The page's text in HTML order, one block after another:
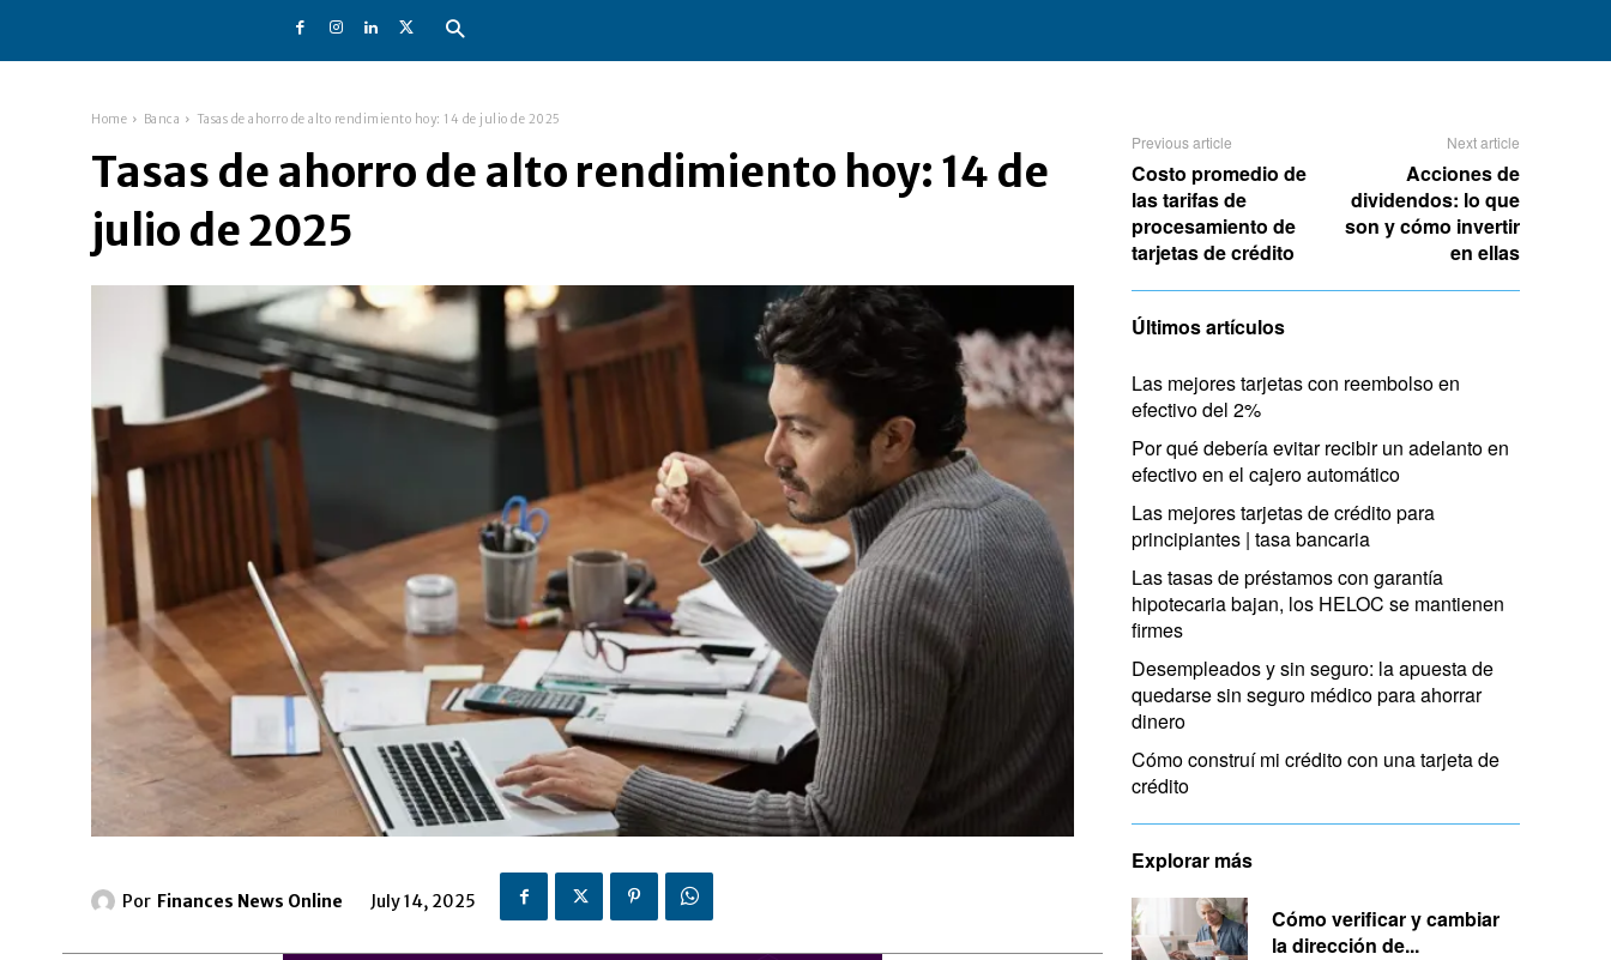
Home Banca Tasas de ahorro de alto rendimiento hoy: 14 de julio de 2025
Tasas de ahorro de alto rendimiento hoy: 14 de
julio de 2025
Por Finances News Online July 14, 2025
Previous article
Costo promedio de
las tarifas de
procesamiento de
tarjetas de crédito
Next article
Acciones de
dividendos: lo que
son y cómo invertir
en ellas
Últimos artículos
Las mejores tarjetas con reembolso en
efectivo del 2%
Por qué debería evitar recibir un adelanto en
efectivo en el cajero automático
Las mejores tarjetas de crédito para
principiantes | tasa bancaria
Las tasas de préstamos con garantía
hipotecaria bajan, los HELOC se mantienen
firmes
Desempleados y sin seguro: la apuesta de
quedarse sin seguro médico para ahorrar
dinero
Cómo construí mi crédito con una tarjeta de
crédito
Explorar más
Cómo verificar y cambiar
la dirección de...